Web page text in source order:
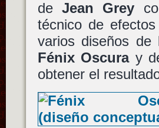
de Jean Grey
técnico de
varios diseños
Fénix Oscuray
obtener el